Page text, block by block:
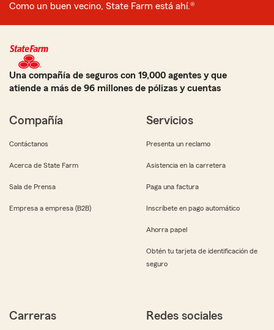
Como un buen vecino, State Farm está ahí.®
Una compañía de seguros con 19,000 agentes y que
atiende a más de 96 millones de pólizas y cuentas
Compañía
Contáctanos
Acerca de State Farm
Sala de Prensa
Empresa a empresa (B2B)
Servicios
Presenta un reclamo
Asistencia en la carretera
Paga una factura
Inscríbete en pago automático
Ahorra papel
Obtén tu tarjeta de identificación de
seguro
Carreras Redes sociales